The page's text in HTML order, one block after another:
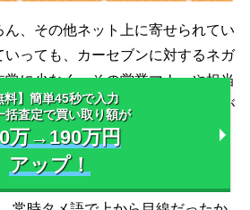
ん、その他ネット上に寄せられてい
いっても、カーセブンに対するネガ
に少なく、その営業マナーや担当
の買取額についても高評価の声が
ができる2chを見てみると、
料】簡単45秒で入力
括査定で買い取り額が
万→190万円
アップ！